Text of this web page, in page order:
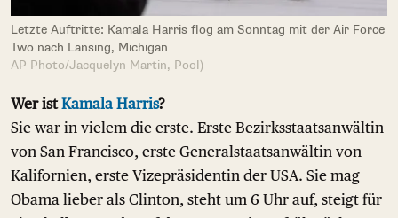
Letzte Auftritte: Kamala Harris flog am Sonntag mit der Air Force
Two nach Lansing, Michigan
AP Photo/Jacquelyn Martin, Pool)
Wer istKamala Harris?
Sie war in vielem die erste. Erste Bezirksstaatsanwältin
von San Francisco, erste Generalstaatsanwältin von
Kalifornien, erste Vizepräsidentin der USA. Sie mag
Obama lieber als Clinton, steht um 6 Uhr auf, steigt für